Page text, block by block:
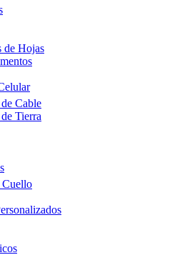
de Hojas
Cable
Tierra
Cuello